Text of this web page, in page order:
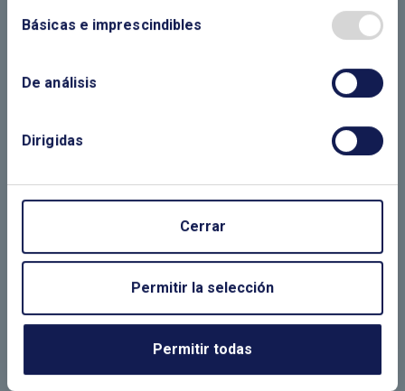
Básicas e imprescindibles
De análisis
Dirigidas
Cerrar
Permitir la selección
Permitir todas
¿Quiénes somos?
Comité Español del WPC Energy
Red de jóvenes
Empresas asociadas
Socios individuales